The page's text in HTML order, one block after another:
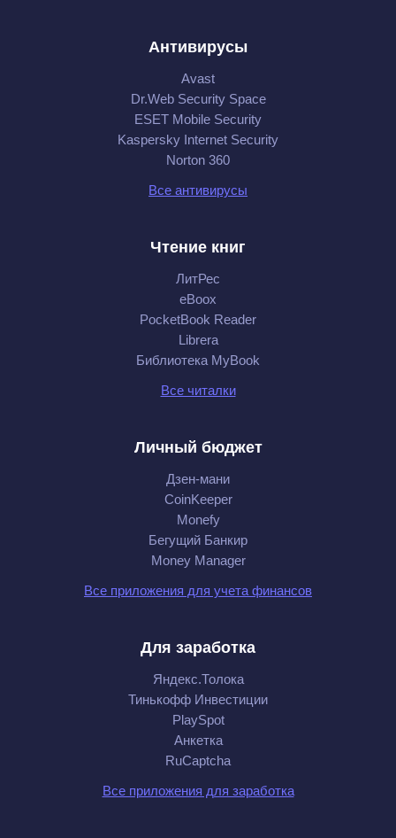
Антивирусы
Avast
Dr.Web Security Space
ESET Mobile Security
Kaspersky Internet Security
Norton 360
Все антивирусы
Чтение книг
ЛитРес
eBoox
PocketBook Reader
Librera
Библиотека MyBook
Все читалки
Личный бюджет
Дзен-мани
CoinKeeper
Monefy
Бегущий Банкир
Money Manager
Все приложения для учета финансов
Для заработка
Яндекс.Толока
Тинькофф Инвестиции
PlaySpot
Анкетка
RuCaptcha
Все приложения для заработка